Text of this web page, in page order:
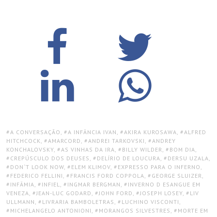
TAGS:
A CONVERSAÇÃO , A INFÂNCIA IVAN , AKIRA KUROSAWA, ALFRED
HITCHCOCK, AMARCORD , ANDREI TARKOVSKI , ANDREY
KONCHALOVSKY, AS VINHAS DA IRA, BILLY WILDER, BOM DIA,
CREPÚSCULO DOS DEUSES , DELÍRIO DE LOUCURA, DERSU UZALA,
DON`T LOOK NOW, ELEM KLIMOV, EXPRESSO PARA O INFERNO ,
FEDERICO FELLINI , FRANCIS FORD COPPOLA, GEORGE SLUIZER,
INFÂMIA, INFIEL, INGMAR BERGMAN , INVERNO D ESANGUE EM
VENEZA, JEAN-LUC GODARD , JOHN FORD , JOSEPH LOSEY, LIV
ULLMANN , LIVRARIA BAMBOLETRAS , LUCHINO VISCONTI ,
MICHELANGELO ANTONIONI , MORANGOS SILVESTRES , MORTE EM